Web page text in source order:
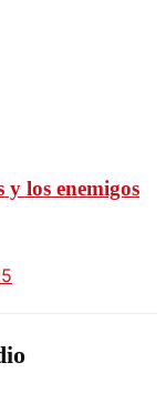
y los enemigos